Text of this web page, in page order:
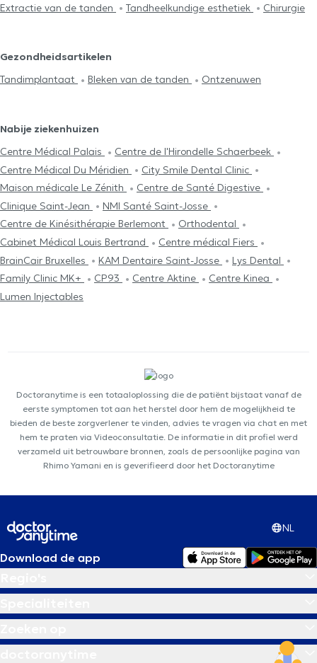
Extractie van de tanden
Tandheelkundige esthetiek Chirurgie
Gezondheidsartikelen
Tandimplantaat
Bleken van de tanden Ontzenuwen
Nabije ziekenhuizen
Centre Médical Palais
Centre de l'Hirondelle Schaerbeek
Centre Médical Du Méridien
City Smile Dental Clinic
Maison médicale Le Zénith
Centre de Santé Digestive
Clinique Saint-Jean
NMI Santé Saint-Josse
Centre de Kinésithérapie Berlemont
Orthodental
Cabinet Médical Louis Bertrand
Centre médical Fiers
BrainCair Bruxelles
KAM Dentaire Saint-Josse
Lys Dental
Family Clinic MK+
CP93 Centre Aktine
Centre Kinea
Lumen Injectables
Doctoranytime is een totaaloplossing die de patiënt bijstaat vanaf de
eerste symptomen tot aan het herstel door hem de mogelijkheid te
bieden de beste zorgverlener te vinden, advies te vragen via chat en met
hem te praten via Videoconsultatie. De informatie in dit profiel werd
verzameld uit betrouwbare bronnen, zoals de persoonlijke pagina van
Rhimo Yamani en is geverifieerd door het Doctoranytime
NL
Download de app